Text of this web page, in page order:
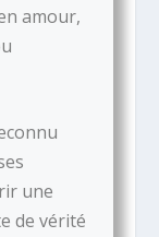
amour,
une
de vérité